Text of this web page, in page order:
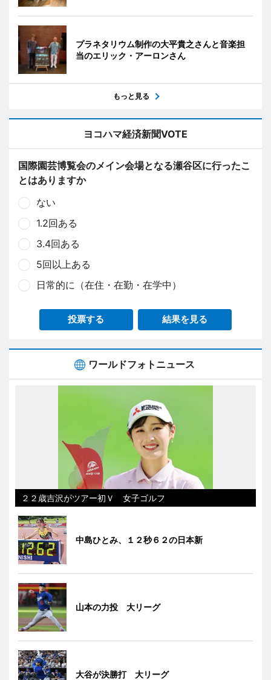
プラネタリウム制作の大平貴之さんと音楽担
当のエリック・アーロンさん
もっと見る
ヨコハマ経済新聞VOTE
国際園芸博覧会のメイン会場となる瀬谷区に行ったこ
とはありますか
ない
1.2回ある
3.4回ある
5回以上ある
日常的に（在住・在勤・在学中）
投票する 結果を見る
ワールドフォトニュース
２２歳吉沢がツアー初Ｖ 女子ゴルフ
中島ひとみ、１２秒６２の日本新
山本の力投 大リーグ
大谷が決勝打 大リーグ